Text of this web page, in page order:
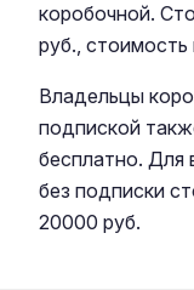
коробочной.
руб.,
Владельцы
подпиской
бесплатно. Для
без подписки
20000 руб.